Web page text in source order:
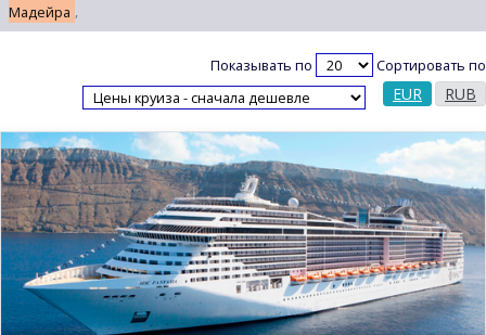
Мадейра ,
Показывать по Сортировать по
EUR RUB